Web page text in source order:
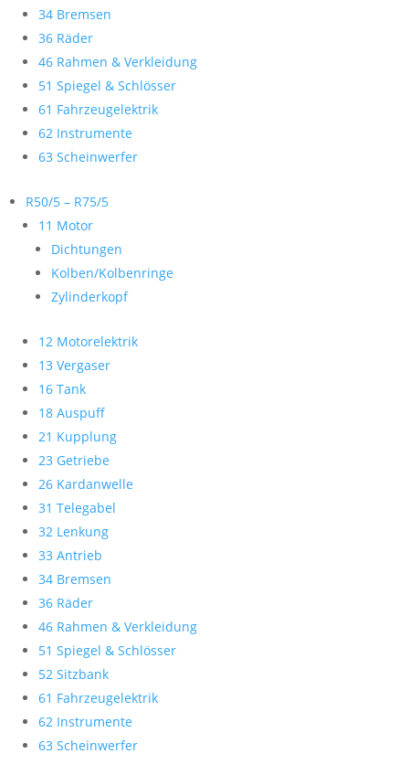
34 Bremsen
36 Räder
46 Rahmen & Verkleidung
51 Spiegel & Schlösser
61 Fahrzeugelektrik
62 Instrumente
63 Scheinwerfer
R50/5 – R75/5
11 Motor
Dichtungen
Kolben/Kolbenringe
Zylinderkopf
12 Motorelektrik
13 Vergaser
16 Tank
18 Auspuff
21 Kupplung
23 Getriebe
26 Kardanwelle
31 Telegabel
32 Lenkung
33 Antrieb
34 Bremsen
36 Räder
46 Rahmen & Verkleidung
51 Spiegel & Schlösser
52 Sitzbank
61 Fahrzeugelektrik
62 Instrumente
63 Scheinwerfer